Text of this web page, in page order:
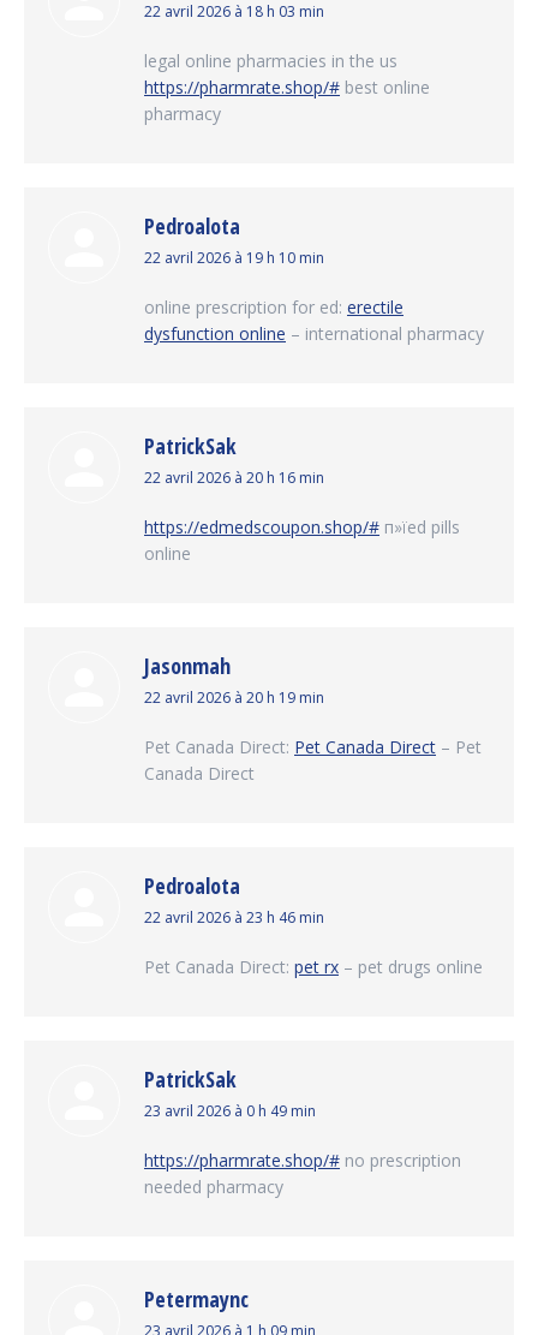
dit
22 avril 2026 à 18 h 03 min
legal online pharmacies in the us
https://pharmrate.shop/# best online
pharmacy
Pedroalota
dit
22 avril 2026 à 19 h 10 min
online prescription for ed: erectile
dysfunction online – international pharmacy
PatrickSak
dit
22 avril 2026 à 20 h 16 min
https://edmedscoupon.shop/# п»їed pills
online
Jasonmah
dit
22 avril 2026 à 20 h 19 min
Pet Canada Direct: Pet Canada Direct – Pet
Canada Direct
Pedroalota
dit
22 avril 2026 à 23 h 46 min
Pet Canada Direct: pet rx – pet drugs online
PatrickSak
dit
23 avril 2026 à 0 h 49 min
https://pharmrate.shop/# no prescription
needed pharmacy
Petermaync
23 avril 2026 à 1 h 09 min